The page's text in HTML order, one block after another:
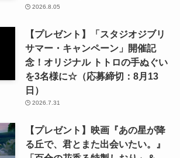
2026.8.05
【プレゼント】「スタジオジブリ
サマー・キャンペーン」開催記
念！オリジナル トトロの手ぬぐい
を3名様に☆（応募締切：8月13
日）
2026.7.31
【プレゼント】映画『あの星が降
る丘で、君とまた出会いたい。』